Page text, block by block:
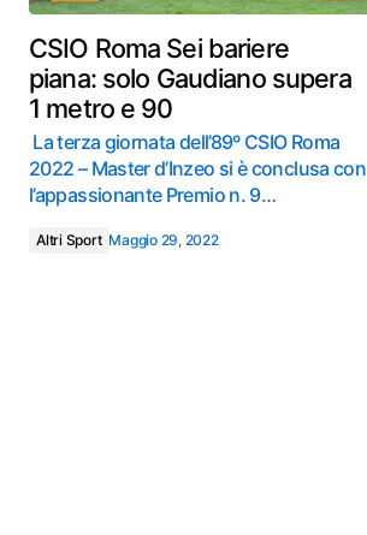
CSIO Roma Sei bariere
piana: solo Gaudiano supera
1 metro e 90
La terza giornata dell’89º CSIO Roma
2022 – Master d’Inzeo si è conclusa con
l’appassionante Premio n. 9…
Altri Sport Maggio 29, 2022